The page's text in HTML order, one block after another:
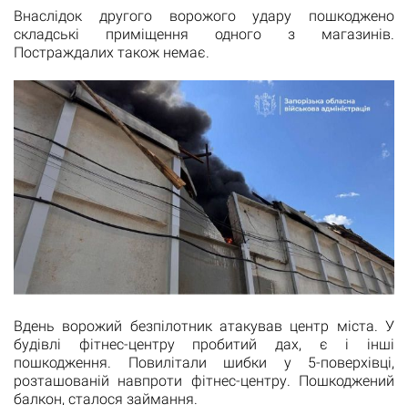
Внаслідок другого ворожого удару пошкоджено
складські приміщення одного з магазинів.
Постраждалих також немає.
Вдень ворожий безпілотник атакував центр міста. У
будівлі фітнес-центру пробитий дах, є і інші
пошкодження. Повилітали шибки у 5-поверхівці,
розташованій навпроти фітнес-центру. Пошкоджений
балкон, сталося займання.